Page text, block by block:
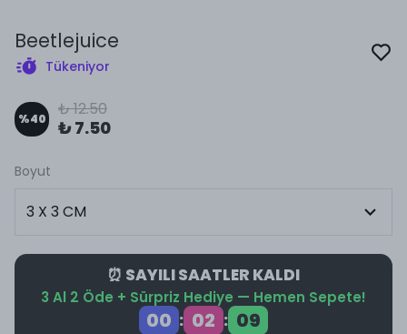
Beetlejuice
Tükeniyor
%40 ₺ 12.50
₺ 7.50
Boyut
⏰ SAYILI SAATLER KALDI
3 Al 2 Öde + Sürpriz Hediye — Hemen Sepete!
00 : 02 : 08